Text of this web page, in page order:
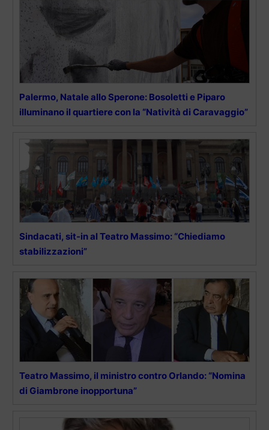
Palermo, Natale allo Sperone: Bosoletti e Piparo
illuminano il quartiere con la “Natività di Caravaggio”
Sindacati, sit-in al Teatro Massimo: “Chiediamo
stabilizzazioni”
Teatro Massimo, il ministro contro Orlando: “Nomina
di Giambrone inopportuna”